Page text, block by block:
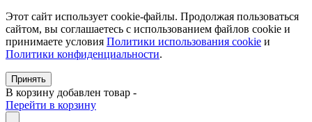
Этот сайт использует cookie-файлы. Продолжая пользоваться
сайтом, вы соглашаетесь с использованием файлов cookie и
принимаете условия Политики использования cookie и
Политики конфиденциальности.
Принять
В корзину добавлен товар -
Перейти в корзину